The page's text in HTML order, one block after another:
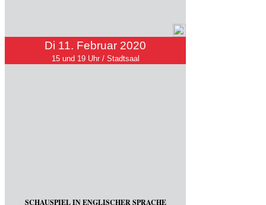
Di 11. Februar 2020
15 und 19 Uhr / Stadtsaal
SCHAUSPIEL IN ENGLISCHER SPRACHE